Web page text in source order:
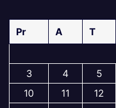
Pr A T
3
4 5
10
11 12